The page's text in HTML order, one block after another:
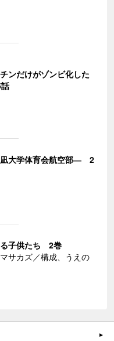
ンだけがゾンビ化した
大学体育会航空部― 2
る子供たち 2巻
サカズ／構成、うえの